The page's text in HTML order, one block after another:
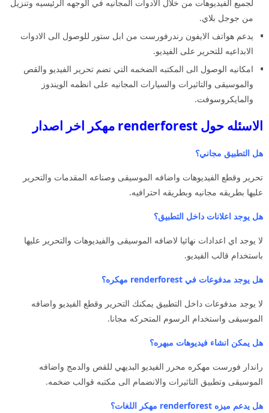
لجميع الفيديوهات من خلال الادوات المجانيه في الوجهه الرئيسيه وتنزيل
من جوجل بلاي.
يدعم هواتف الايفون رندرفورست من ابل ستور للوصول الى الادوات
الابداعيه للتحرير على الفيديو.
امكانيه الوصول الى المكتبه الضخمه التي تضم تحرير الفيديو والقص
والموسيقى والتاثيرات والسيارات المجانيه على انظمه الويندوز
والمايكروسوفت.
الاسئله حول renderforest مهكر اخر اصدار
هل التطبيق مجاني؟
تحرير وقطع الفيديوهات واضافه الموسيقى وصناعه المقدمات والتحرير
عليها بطريقه مجانيه وبطريقه احترافيه.
هل يوجد اعلانات داخل التطبيق؟
لا يوجد اي اعدادات نهائيا لاضافه الموسيقى والفيديوهات والتحرير عليها
باستخدام قالب الفيديو.
هل يوجد مدفوعات في renderforest مهكره؟
لا يوجد مدفوعات داخل التطبيق يمكنك التحرير وقطع الفيديو واضافه
الموسيقى واستخدام الرسوم المتحركه مجانا.
هل يمكن انشاء فيديوهات مبهره؟
راندار فورست مهكره محرر الفيديو البديهي للقص والدمج واضافه
الموسيقى وتطبيق التاثيرات والانضمام الى مكتبه قوالب ضخمه.
هل يدعم ميزه renderforest مهكر اللغات؟